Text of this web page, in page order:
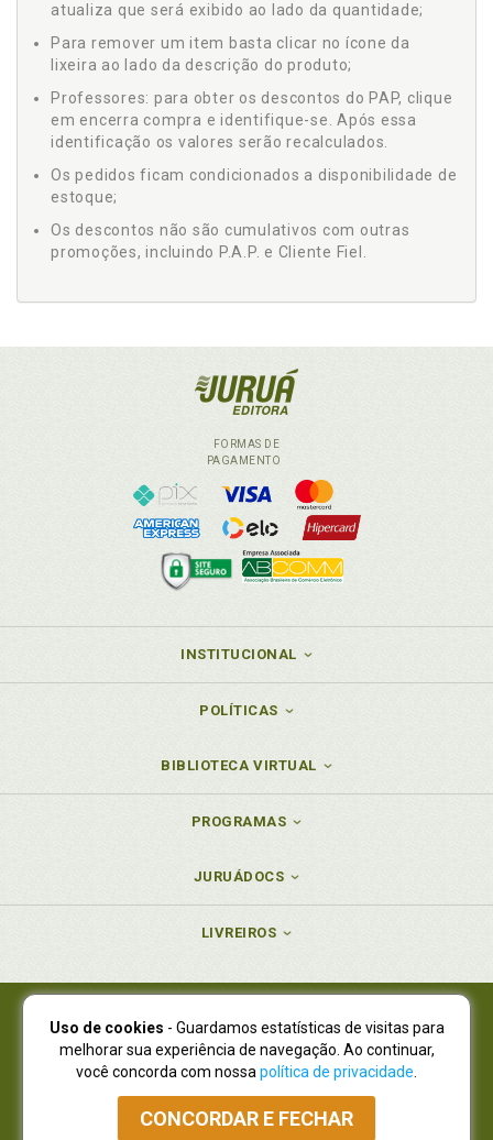
atualiza que será exibido ao lado da quantidade;
Para remover um item basta clicar no ícone da
lixeira ao lado da descrição do produto;
Professores: para obter os descontos do PAP, clique
em encerra compra e identifique-se. Após essa
identificação os valores serão recalculados.
Os pedidos ficam condicionados a disponibilidade de
estoque;
Os descontos não são cumulativos com outras
promoções, incluindo P.A.P. e Cliente Fiel.
FORMAS DE
PAGAMENTO
INSTITUCIONAL
POLÍTICAS
BIBLIOTECA VIRTUAL
PROGRAMAS
JURUÁDOCS
LIVREIROS
Juruá Editora Ltda., CNPJ 77.535.508/0001-19
Juruá Informática Ltda., CNPJ 01.701.561/0001-80
NOVO ENDEREÇO:R. Flávio Dallegrave, 7665, São Lourenço |
Curitiba - Paraná - CEP 82210-310
Atendimento: (41) 4009-3900|Vendas Atacado: (41) 4009-3939
Uso de cookies - Guardamos estatísticas de visitas para
melhorar sua experiência de navegação. Ao continuar,
você concorda com nossa política de privacidade
CONCORDAR E FECHAR